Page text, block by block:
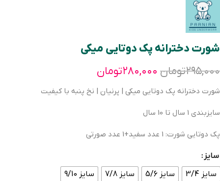
شورت دخترانه پک دوتایی میکی
۲۹۵,۰۰۰تومان ۲۸۰,۰۰۰تومان
شورت دخترانه پک دوتایی میکی | پرنیان | نخ پنبه با کیفیت
سایزبندی 1 سال تا 10 سال
پک دوتایی شورت: 1 عدد سفید+1 عدد صورتی
سایز
سایز 3/4
سایز 5/6 سایز 7/8 سایز 9/10